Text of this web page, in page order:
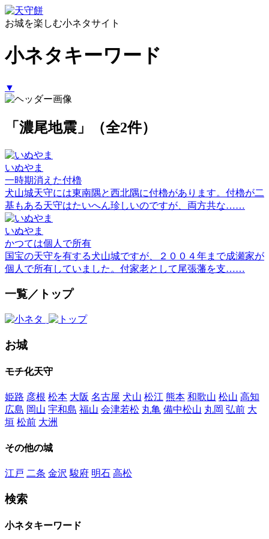
お城を楽しむ小ネタサイト
小ネタキーワード
▼
「濃尾地震」（全2件）
いぬやま
一時期消えた付櫓
犬山城天守には東南隅と西北隅に付櫓があります。付櫓が二
基もある天守はたいへん珍しいのですが、両方共な……
いぬやま
かつては個人で所有
国宝の天守を有する犬山城ですが、２００４年まで成瀬家が
個人で所有していました。付家老として尾張藩を支……
一覧／トップ
お城
モチ化天守
姫路 彦根 松本 大阪 名古屋 犬山 松江 熊本 和歌山 松山 高知
広島 岡山 宇和島 福山 会津若松 丸亀 備中松山 丸岡 弘前 大
垣 松前 大洲
その他の城
江戸 二条 金沢 駿府 明石 高松
検索
小ネタキーワード